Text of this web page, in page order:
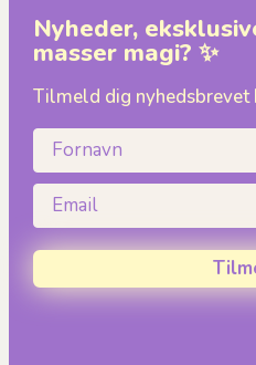
Nyheder,
masser magi? ✨
Tilmeld dig nyhedsbrevet
Fornavn
Email